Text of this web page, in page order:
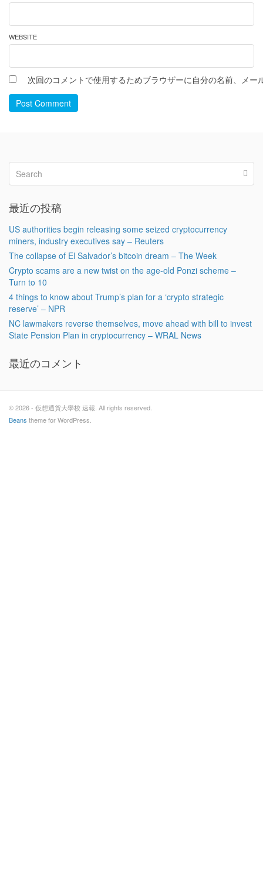
WEBSITE
次回のコメントで使用するためブラウザーに自分の名前、メー
Post Comment
最近の投稿
US authorities begin releasing some seized cryptocurrency
miners, industry executives say – Reuters
The collapse of El Salvador’s bitcoin dream – The Week
Crypto scams are a new twist on the age-old Ponzi scheme –
Turn to 10
4 things to know about Trump’s plan for a ‘crypto strategic
reserve’ – NPR
NC lawmakers reverse themselves, move ahead with bill to invest
State Pension Plan in cryptocurrency – WRAL News
最近のコメント
© 2026 - 仮想通貨大學校 速報. All rights reserved.
Beans theme for WordPress.